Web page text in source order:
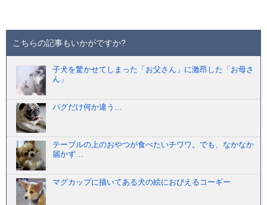
こちらの記事もいかがですか?
子犬を驚かせてしまった「お父さん」に激昂した「お母さ
ん」
パグだけ何か違う…
テーブルの上のおやつが食べたいチワワ。でも、なかなか
届かず…
マグカップに描いてある犬の絵におびえるコーギー